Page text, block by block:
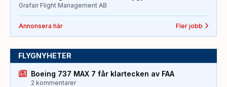
Grafair Flight Management AB
Annonsera här Fler jobb
FLYGNYHETER
Boeing 737 MAX 7 får klartecken av FAA
2 kommentarer